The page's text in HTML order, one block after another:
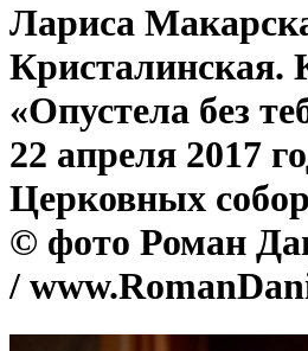
Лариса
Кристалинская.
«Опустела без
22 апреля 2017
Церковных
© фото Роман
/